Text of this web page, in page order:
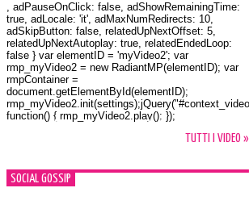
Orlando Bloom e la t-shirt dedicata a Flynn
, adPauseOnClick: false, adShowRemainingTime:
true, adLocale: 'it', adMaxNumRedirects: 10,
adSkipButton: false, relatedUpNextOffset: 5,
relatedUpNextAutoplay: true, relatedEndedLoop:
false } var elementID = 'myVideo2'; var
rmp_myVideo2 = new RadiantMP(elementID); var
rmpContainer =
document.getElementById(elementID);
function() { rmp_myVideo2.play(); });
TUTTI I VIDEO »
SOCIAL GOSSIP